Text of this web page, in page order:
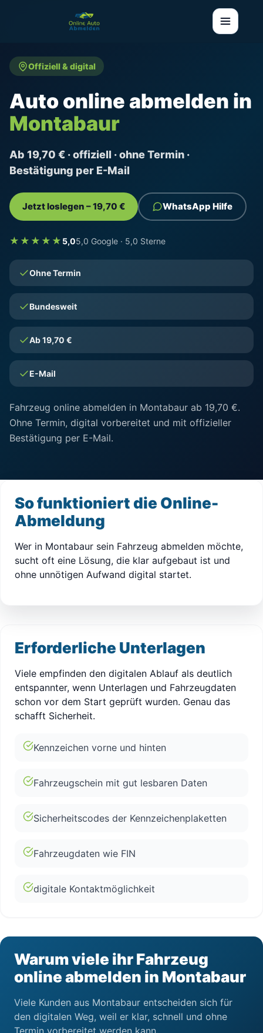
Offiziell & digital
Auto online abmelden in
Montabaur
Ab 19,70 € · offiziell · ohne Termin ·
Bestätigung per E-Mail
Jetzt loslegen – 19,70 € WhatsApp Hilfe
★★★★★ 5,05,0 Google · 5,0 Sterne
Ohne Termin
Bundesweit
Ab 19,70 €
E-Mail
Fahrzeug online abmelden in Montabaur ab 19,70 €.
Ohne Termin, digital vorbereitet und mit offizieller
Bestätigung per E-Mail.
So funktioniert die Online-
Abmeldung
Wer in Montabaur sein Fahrzeug abmelden möchte,
sucht oft eine Lösung, die klar aufgebaut ist und
ohne unnötigen Aufwand digital startet.
Erforderliche Unterlagen
Viele empfinden den digitalen Ablauf als deutlich
entspannter, wenn Unterlagen und Fahrzeugdaten
schon vor dem Start geprüft wurden. Genau das
schafft Sicherheit.
Kennzeichen vorne und hinten
Fahrzeugschein mit gut lesbaren Daten
Sicherheitscodes der Kennzeichenplaketten
Fahrzeugdaten wie FIN
digitale Kontaktmöglichkeit
Warum viele ihr Fahrzeug
online abmelden in Montabaur
Viele Kunden aus Montabaur entscheiden sich für
den digitalen Weg, weil er klar, schnell und ohne
Termin vorbereitet werden kann.